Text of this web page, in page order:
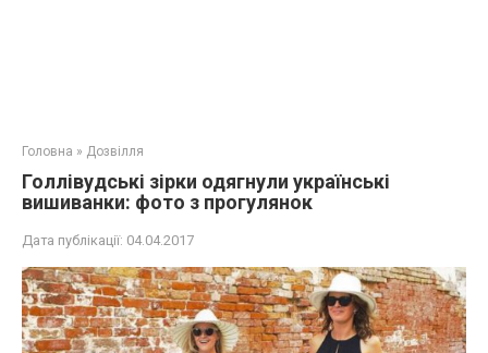
Головна » Дозвілля
Голлівудські зірки одягнули українські
вишиванки: фото з прогулянок
Дата публікації: 04.04.2017